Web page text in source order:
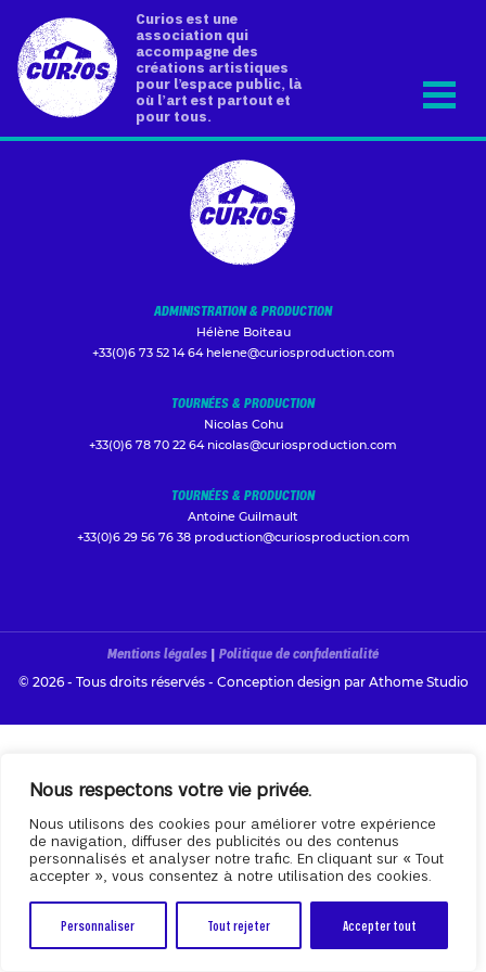
Nous respectons votre vie privée.
Nous utilisons des cookies pour améliorer votre expérience
de navigation, diffuser des publicités ou des contenus
personnalisés et analyser notre trafic. En cliquant sur « Tout
accepter », vous consentez à notre utilisation des cookies.
Personnaliser Tout rejeter Accepter tout
Curios est une
association qui
accompagne des
créations artistiques
pour l’espace public, là
où l’art est partout et
pour tous.
ADMINISTRATION & PRODUCTION
Hélène Boiteau
+33(0)6 73 52 14 64 helene@curiosproduction.com
TOURNÉES & PRODUCTION
Nicolas Cohu
+33(0)6 78 70 22 64 nicolas@curiosproduction.com
TOURNÉES & PRODUCTION
Antoine Guilmault
+33(0)6 29 56 76 38 production@curiosproduction.com
Mentions légales | Politique de confidentialité
© 2026 - Tous droits réservés - Conception design par Athome Studio